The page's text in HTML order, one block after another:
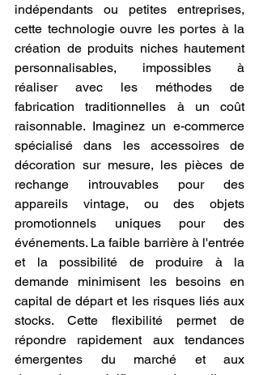
indépendants ou petites entreprises,
cette technologie ouvre les portes à la
création de produits niches hautement
personnalisables, impossibles à
réaliser avec les méthodes de
fabrication traditionnelles à un coût
raisonnable. Imaginez un e-commerce
spécialisé dans les accessoires de
décoration sur mesure, les pièces de
rechange introuvables pour des
appareils vintage, ou des objets
promotionnels uniques pour des
événements. La faible barrière à l'entrée
et la possibilité de produire à la
demande minimisent les besoins en
capital de départ et les risques liés aux
stocks. Cette flexibilité permet de
répondre rapidement aux tendances
émergentes du marché et aux